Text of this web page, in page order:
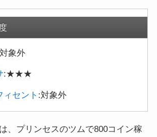
象外
:★★★
ィセント :対象外
、プリンセスのツムで800コイン稼